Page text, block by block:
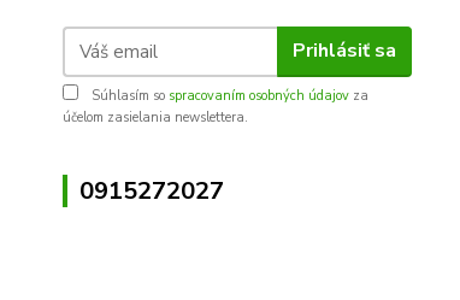
Prihlásiť sa
Súhlasím so spracovaním osobných údajov za
účelom zasielania newslettera.
0915272027